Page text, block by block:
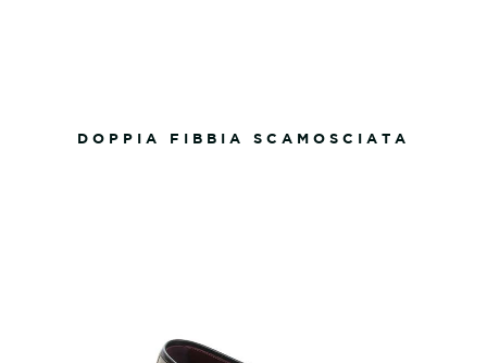
DOPPIA FIBBIA SCAMOSCIATA